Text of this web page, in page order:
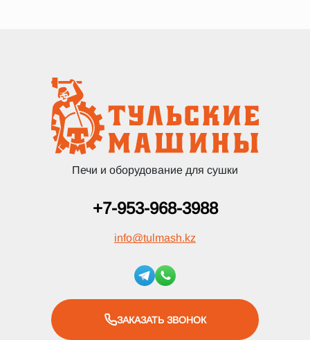
Печи и оборудование для сушки
+7-953-968-3988
info@tulmash.kz
ЗАКАЗАТЬ ЗВОНОК